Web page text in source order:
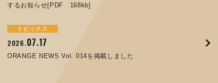
するお知らせ[PDF 168kb]
トピックス
2026.07.17
ORANGE NEWS Vol. 014を掲載しました
コラムを更新しました：MEX金沢2025(第61回機械工業見本
お知らせ
2025.05.15
2025.07.31
ORANGE NEWS Vol. 010を掲載しました
2024.05.13
MEX金沢2024 学生向け会社説明コーナー予約のご案内 ※
終了しました
コーポレートガバナンス報告書を更新しました
IR
2026.06.26
第65回定時株主総会のご報告を掲載しました
令和７年度石川県ワークライフバランス企業知事表彰「優良
サステナビリティ
2025.12.04